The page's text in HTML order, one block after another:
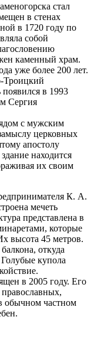
стал
в стенах
в 1720 году по
собой
каменный храм.
уже более 200 лет.
Троицкий
в 1993
Сергия
с мужским
церковных
апостолу
находится
их своим
К. А.
мечеть
представлена в
которые
высота 45 метров.
откуда
купола
в 2005 году. Его
обычном частном